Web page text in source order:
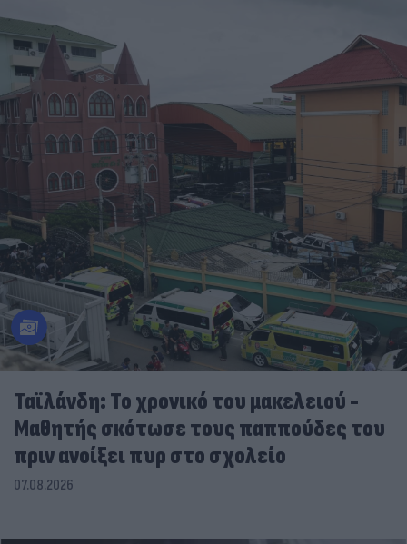
Ταϊλάνδη: Το χρονικό του μακελειού -
Μαθητής σκότωσε τους παππούδες του
πριν ανοίξει πυρ στο σχολείο
07.08.2026